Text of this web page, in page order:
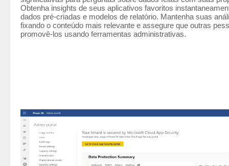
Obtenha insights de seus aplicativos favoritos
dados pré-criadas e modelos de relatório. Mantenha suas
fixando o conteúdo mais relevante e assegure que outras
promovê-los usando ferramentas administrativas.